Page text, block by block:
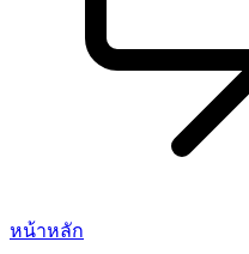
หน้าหลัก